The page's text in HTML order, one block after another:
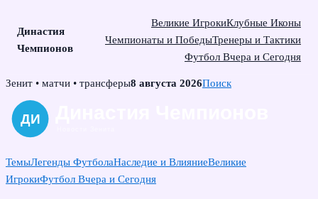
Династия
Чемпионов
Великие ИгрокиКлубные Иконы
Чемпионаты и ПобедыТренеры и Тактики
Футбол Вчера и Сегодня
Skip
content
Зенит • матчи • трансферы8 августа 2026Поиск
ТемыЛегенды ФутболаНаследие и ВлияниеВеликие
ИгрокиФутбол Вчера и Сегодня